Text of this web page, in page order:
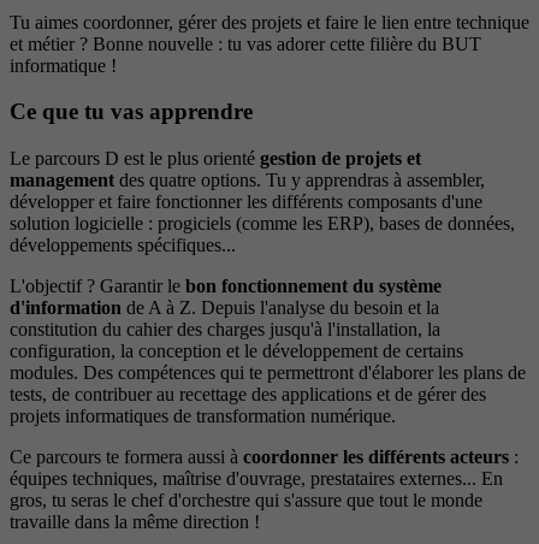
Tu aimes coordonner, gérer des projets et faire le lien entre technique
et métier ? Bonne nouvelle : tu vas adorer cette filière du BUT
informatique !
Ce que tu vas apprendre
Le parcours D est le plus orienté gestion de projets et
management des quatre options. Tu y apprendras à assembler,
développer et faire fonctionner les différents composants d'une
solution logicielle : progiciels (comme les ERP), bases de données,
développements spécifiques...
L'objectif ? Garantir le bon fonctionnement du système
d'information de A à Z. Depuis l'analyse du besoin et la
constitution du cahier des charges jusqu'à l'installation, la
configuration, la conception et le développement de certains
modules. Des compétences qui te permettront d'élaborer les plans de
tests, de contribuer au recettage des applications et de gérer des
projets informatiques de transformation numérique.
Ce parcours te formera aussi à coordonner les différents acteurs :
équipes techniques, maîtrise d'ouvrage, prestataires externes... En
gros, tu seras le chef d'orchestre qui s'assure que tout le monde
travaille dans la même direction !